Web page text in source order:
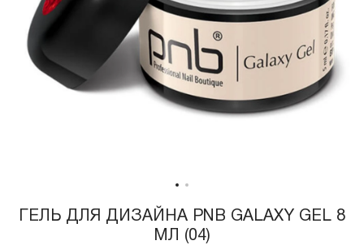
ГЕЛЬ ДЛЯ ДИЗАЙНА PNB GALAXY GEL 8
МЛ (04)